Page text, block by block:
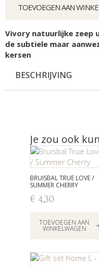
CherryTOEVOEGEN AAN
Vivory natuurlijke zeep
de subtiele maar
kersen
BESCHRIJVING
Je zou ook
BRUISBAL TRUE LOVE /
SUMMER CHERRY
€ 4,30
TOEVOEGEN AAN
WINKELWAGEN